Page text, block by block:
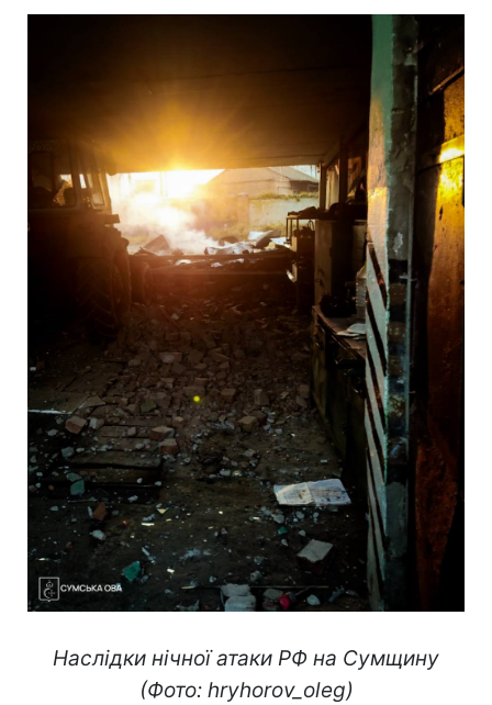
Наслідки нічної атаки РФ на Сумщину
(Фото: hryhorov_oleg)